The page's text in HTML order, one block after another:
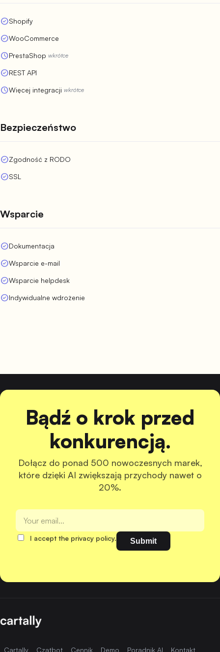
check_circleShopify
check_circleWooCommerce
schedulePrestaShop wkrótce
check_circleREST API
scheduleWięcej integracji wkrótce
Bezpieczeństwo
check_circleZgodność z RODO
check_circleSSL
Wsparcie
check_circleDokumentacja
check_circleWsparcie e-mail
check_circleWsparcie helpdesk
check_circleIndywidualne wdrożenie
Bądź o krok przed
konkurencją.
Dołącz do ponad 500 nowoczesnych marek,
które dzięki AI zwiększają przychody nawet o
20%.
I accept the privacy policy.
Cartally Czatbot Cennik Demo Poradnik AI Kontakt